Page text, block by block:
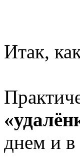
Итак,
днем и